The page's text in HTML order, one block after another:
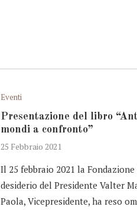
Eventi
Presentazione del libro
mondi a confronto”
25 Febbraio 2021
Il 25 febbraio 2021 la
desiderio del Presidente Valter
Paola, Vicepresidente, ha reso